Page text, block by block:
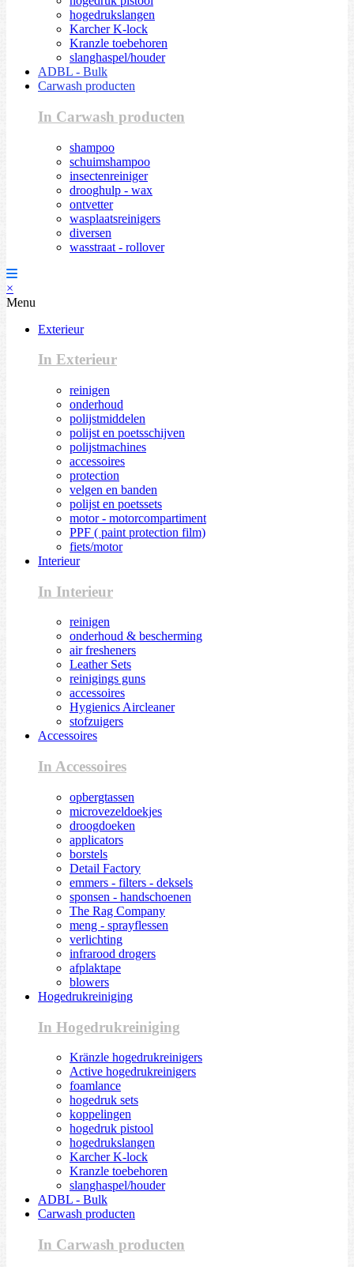
hogedrukslangen
Karcher K-lock
Kranzle toebehoren
slanghaspel/houder
ADBL - Bulk
Carwash producten
In Carwash producten
shampoo
schuimshampoo
insectenreiniger
drooghulp - wax
ontvetter
wasplaatsreinigers
diversen
wasstraat - rollover
×
Menu
Exterieur
In Exterieur
reinigen
onderhoud
polijstmiddelen
polijst en poetsschijven
polijstmachines
accessoires
protection
velgen en banden
polijst en poetssets
motor - motorcompartiment
PPF ( paint protection film)
fiets/motor
Interieur
In Interieur
reinigen
onderhoud & bescherming
air fresheners
Leather Sets
reinigings guns
accessoires
Hygienics Aircleaner
stofzuigers
Accessoires
In Accessoires
opbergtassen
microvezeldoekjes
droogdoeken
applicators
borstels
Detail Factory
emmers - filters - deksels
sponsen - handschoenen
The Rag Company
meng - sprayflessen
verlichting
infrarood drogers
afplaktape
blowers
Hogedrukreiniging
In Hogedrukreiniging
Kränzle hogedrukreinigers
Active hogedrukreinigers
foamlance
hogedruk sets
koppelingen
hogedruk pistool
hogedrukslangen
Karcher K-lock
Kranzle toebehoren
slanghaspel/houder
ADBL - Bulk
Carwash producten
In Carwash producten